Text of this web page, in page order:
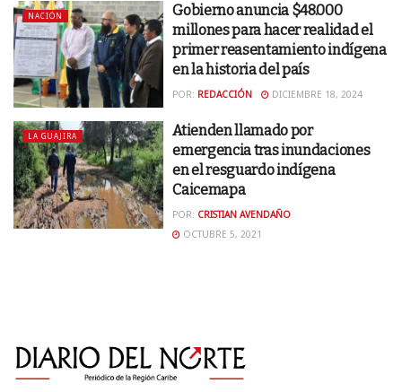
NACIÓN
Gobierno anuncia $48.000
millones para hacer realidad el
primer reasentamiento indígena
en la historia del país
POR: REDACCIÓN DICIEMBRE 18, 2024
LA GUAJIRA
Atienden llamado por
emergencia tras inundaciones
en el resguardo indígena
Caicemapa
POR: CRISTIAN AVENDAÑO
OCTUBRE 5, 2021